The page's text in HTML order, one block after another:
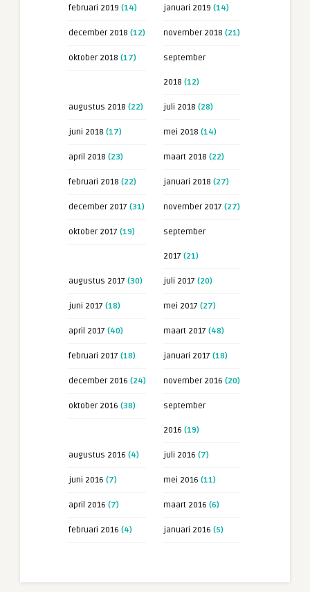
februari 2019 (14) januari 2019 (14)
december 2018 (12) november 2018 (21)
oktober 2018 (17) september
2018 (12)
augustus 2018 (22) juli 2018 (28)
juni 2018 (17) mei 2018 (14)
april 2018 (23) maart 2018 (22)
februari 2018 (22) januari 2018 (27)
december 2017 (31) november 2017 (27)
oktober 2017 (19) september
2017 (21)
augustus 2017 (30) juli 2017 (20)
juni 2017 (18) mei 2017 (27)
april 2017 (40) maart 2017 (48)
februari 2017 (18) januari 2017 (18)
december 2016 (24) november 2016 (20)
oktober 2016 (38) september
2016 (19)
augustus 2016 (4) juli 2016 (7)
juni 2016 (7) mei 2016 (11)
april 2016 (7) maart 2016 (6)
februari 2016 (4) januari 2016 (5)